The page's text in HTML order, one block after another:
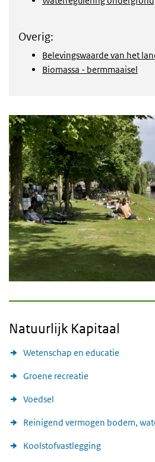
Overig:
Belevingswaarde van het
Biomassa - bermmaaisel
Natuurlijk Kapitaal
Wetenschap en educatie
Groene recreatie
Voedsel
Reinigend vermogen bodem,
Koolstofvastlegging